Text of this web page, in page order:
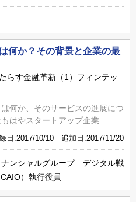
何か？その背景と企業の最
らす金融革新（1）フィンテッ
何か、そのサービスの進展につ
はやスタートアップ企業...
日:2017/10/10 追加日:2017/11/20
ナンシャルグループ デジタル戦
）執行役員